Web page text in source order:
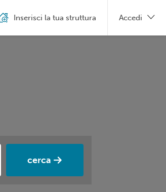
cerca
Inserisci la tua struttura Accedi